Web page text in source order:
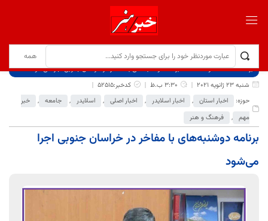
برگ نخست نوشته‌ها
برنامه دوشنبه‌های با مفاخر در خراسان جنوبی اجرا می‌شود
شنبه 23 ژانویه 2021
3:30 ب.ظ
کدخبر:52515
حوزه:
اخبار استان , اخبار اسلایدر , اخبار اصلی , اسلایدر , جامعه ,
خبر
مهم , فرهنگ و هنر
برنامه دوشنبه‌های با مفاخر در خراسان جنوبی اجرا
می‌شود